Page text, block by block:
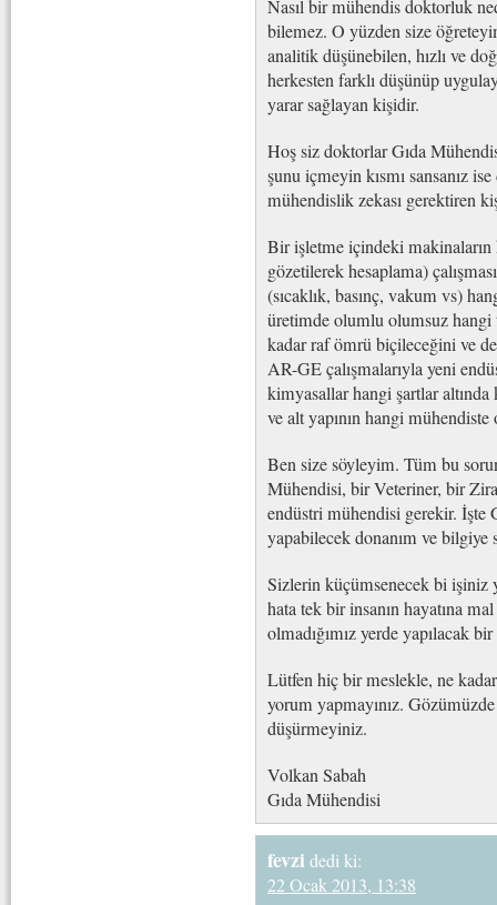
Nasıl bir mühendis doktorluk
bilemez. O yüzden size
analitik düşünebilen, hızlı ve
herkesten farklı düşünüp
yarar sağlayan kişidir.
Hoş siz doktorlar Gıda
şunu içmeyin kısmı sansanız
mühendislik zekası gerektiren
Bir işletme içindeki
gözetilerek hesaplama)
(sıcaklık, basınç, vakum vs)
üretimde olumlu olumsuz hangi
kadar raf ömrü biçileceğini ve
AR-GE çalışmalarıyla yeni
kimyasallar hangi şartlar altında
ve alt yapının hangi
Ben size söyleyim. Tüm bu
Mühendisi, bir Veteriner, bir
endüstri mühendisi gerekir. İşte
yapabilecek donanım ve bilgiye
Sizlerin küçümsenecek bi işiniz
hata tek bir insanın hayatına
olmadığımız yerde yapılacak
Lütfen hiç bir meslekle, ne
yorum yapmayınız.
düşürmeyiniz.
Volkan Sabah
Gıda Mühendisi
fevzi dedi ki:
22 Ocak 2013, 13:38